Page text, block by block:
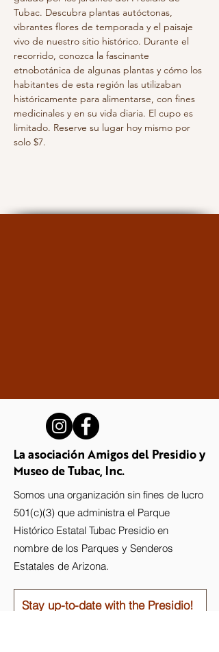
Tubac. Descubra plantas autóctonas,
vibrantes flores de temporada y el paisaje
vivo de nuestro sitio histórico. Durante el
recorrido, conozca la fascinante
etnobotánica de algunas plantas y cómo los
habitantes de esta región las utilizaban
históricamente para alimentarse, con fines
medicinales y en su vida diaria. El cupo es
limitado. Reserve su lugar hoy mismo por
solo $7.
La asociación Amigos del Presidio y
Museo de Tubac, Inc.
Somos una organización sin fines de lucro
501(c)(3) que administra el Parque
Histórico Estatal Tubac Presidio en
nombre de los Parques y Senderos
Estatales de Arizona.
Stay up-to-date with the Presidio!